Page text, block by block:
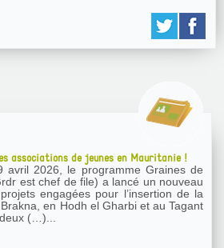
associations de jeunes en Mauritanie !
avril 2026, le programme Graines de
est chef de file) a lancé un nouveau
engagées pour l’insertion de la
en Hodh el Gharbi et au Tagant
(…)...